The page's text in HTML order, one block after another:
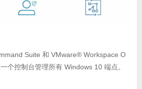
Suite 和 VMware® Workspace O
个控制台管理所有 Windows 10 端点。